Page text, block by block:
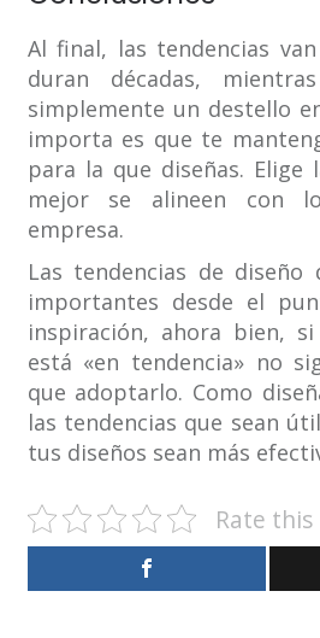
Al final, las tendencias
duran décadas,
simplemente un destello
importa es que te
para la que diseñas. Elige
mejor se alineen con
empresa.
Las tendencias de
importantes desde el
inspiración, ahora bien,
está «en tendencia» no
que adoptarlo. Como
las tendencias que sean
tus diseños sean más
Rate